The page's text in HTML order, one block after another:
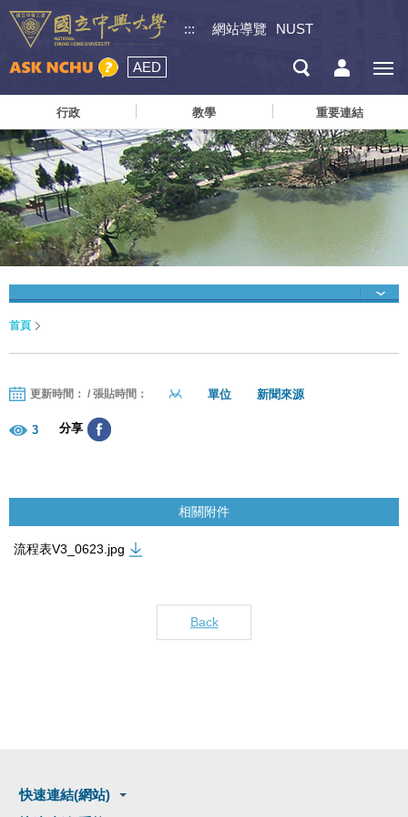
::: 網站導覽 NUST
AED
行政 教學 重要連結
首頁
更新時間： / 張貼時間： 單位 新聞來源
3 分享
相關附件
流程表V3_0623.jpg
Back
快速連結(網站)